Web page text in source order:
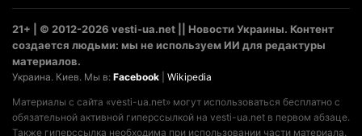
21+ | © 2012-2026 vesti-ua.net || Новости Украины. Контент
создается людьми: мы не используем ИИ для редактуры
материалов.
Украина. Киев. Мы в: Facebook Wikipedia
Материалы с сайта «vesti-ua.net» могут использоваться бесплатно с
обязательной активной гиперссылкой на vesti-ua.net в первом абзаце.
Также гиперссылка необходима при использовании части материала.